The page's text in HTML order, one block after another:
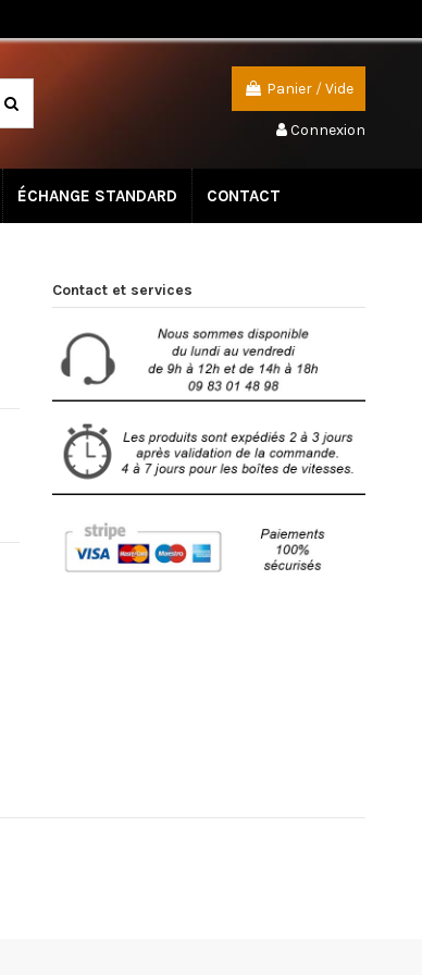
Panier /Vide
Connexion
ÉCHANGE STANDARD CONTACT
Contact et services